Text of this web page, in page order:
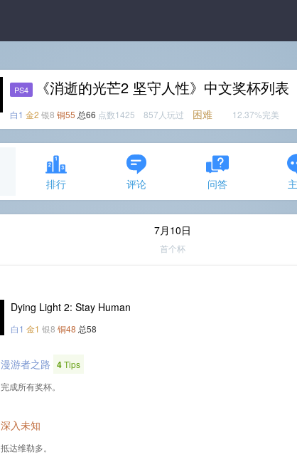
PS4 《消逝的光芒2 坚守人性》中文奖杯列表
白1 金2 银8 铜55 总66 点数1425 857人玩过 困难 12.37%完美
排行 评论 问答
7月10日
首个杯
Dying Light 2: Stay Human
白1 金1 银8 铜48 总58
漫游者之路 4Tips
完成所有奖杯。
深入未知
抵达维勒多。